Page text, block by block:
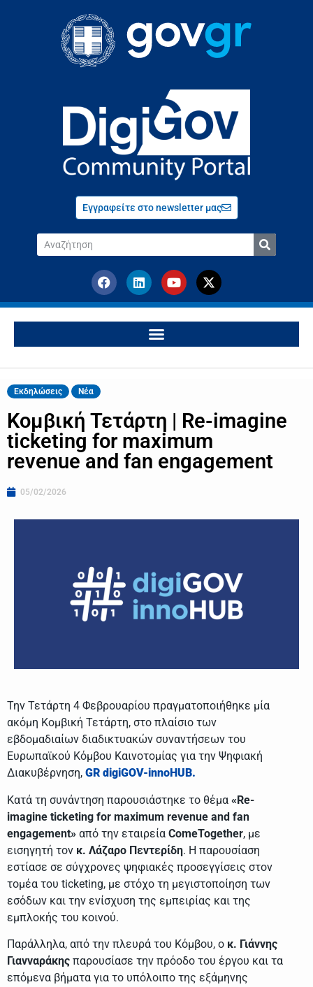
Εγγραφείτε στο newsletter μας
Εκδηλώσεις Νέα
Κομβική Τετάρτη | Re-imagine
ticketing for maximum
revenue and fan engagement
05/02/2026
Την Τετάρτη 4 Φεβρουαρίου πραγματοποιήθηκε μία
ακόμη Κομβική Τετάρτη, στο πλαίσιο των
εβδομαδιαίων διαδικτυακών συναντήσεων του
Ευρωπαϊκού Κόμβου Καινοτομίας για την Ψηφιακή
Διακυβέρνηση, GR digiGOV-innoHUB.
Κατά τη συνάντηση παρουσιάστηκε το θέμα «Re-
imagine ticketing for maximum revenue and fan
engagement» από την εταιρεία ComeTogether, με
εισηγητή τον κ. Λάζαρο Πεντερίδη. Η παρουσίαση
εστίασε σε σύγχρονες ψηφιακές προσεγγίσεις στον
τομέα του ticketing, με στόχο τη μεγιστοποίηση των
εσόδων και την ενίσχυση της εμπειρίας και της
εμπλοκής του κοινού.
Παράλληλα, από την πλευρά του Κόμβου, ο κ. Γιάννης
Γιανναράκης παρουσίασε την πρόοδο του έργου και τα
επόμενα βήματα για το υπόλοιπο της εξάμηνης